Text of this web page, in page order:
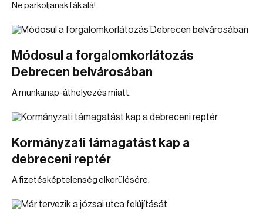
Ne parkoljanak fák alá!
Módosul a forgalomkorlátozás
Debrecen belvárosában
A munkanap-áthelyezés miatt.
Kormányzati támagatást kap a
debreceni reptér
A fizetésképtelenség elkerülésére.